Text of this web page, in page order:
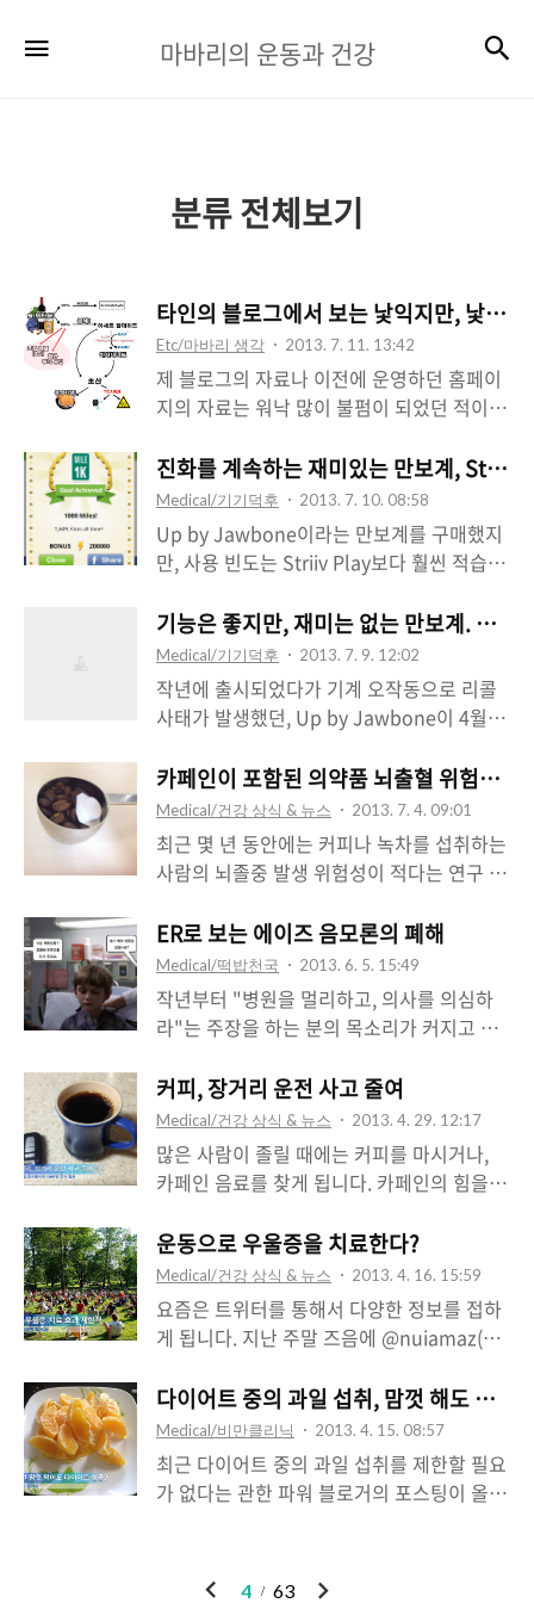
바
운
동
건
강
마바리의 운동과 건강
분류 전체보기
타인의 블로그에서 보는 낯익지만, 낯선
Etc/마바리 생각 2013. 7. 11. 13:42
제 블로그의 자료나 이전에 운영하던 홈페이
지의 자료는 워낙 많이 불펌이 되었던 적이
게 바뀐 자료를 접하는 것은 새로운 경험이네
요...-.-; 요즘 책도 출간하시고, 트위터에서도
활발히 활동하시는 코치D님의 블로그를 방문
해서 올라온 글을 보는 중에 낯익은 듯하면서
도 낯선 자료를 접했습니다. 술(알코올-에탄
올)의 분해 과정을 나타내는 그림입니다. 이
자료와 비슷한 그림이 제 블로그에도 올라와
있습니다.(이전에 운영하던 홈페이지에도 올
렸던 기억이 있습니다.) 이해하기 쉽게 그림
이 추가되었고, 몇몇 문구가 한글로 바뀌었습
고 번역되었는데, 초산은 Acetic acid입니
다...-.-; 중간에 있는 Acetate를 초산염이..
진화를 계속하는 재미있는 만보계, Striiv
Medical/기기덕후 2013. 7. 10. 08:58
Up by Jawbone이라는 만보계를 구매했지
만, 사용 빈도는 Striiv Play보다 훨씬 적습니
용하는데, 주머니에서 물건을 꺼낼 때 떨어지
거나... 버스에서 내릴 때 놓고 저도 모르게 빠
져서 놓고 내릴 뻔했던 것을 주위 분이 알려
주셔서 잊어버리지 않았던 적도 있습니다. 6
개월 동안 Striiv Play 착용하면서 1,600km
넘게 걷고, 10만 kcal가 넘는 열량을 소비했
다고 나옵니다. 어떻게 보면 Up by
Jawbone보다 좀 더 불편한 편이지만, 6개
월 동안 꾸준히 착용하게 되는 이유는 뭘까
요? Striiv Play라는 만보계 기계보다는
에 계속 사용하는 것 같습니다. 7/8까지 6개
월 동..
기능은 좋지만, 재미는 없는 만보계. Up
Medical/기기덕후 2013. 7. 9. 12:02
작년에 출시되었다가 기계 오작동으로 리콜
사태가 발생했던, Up by Jawbone이 4월에
잠시 들썩했는데, 국내 재고가 순식간에 사라
지는 바람에 저도 그냥 넘어가려고 했지만...
활동량을 정확히 측정하고 휴식까지 측정해
서 분석해준다는 광고 문구를 이기지 못하고,
아마존을 통해서 구매하게 되어 5월 중순에
Up by Jawbone을 받았습니다. 사이즈는
large로 구매했는데, 제가 기존에 착용하던
Striiv Play와 크기를 비교하면 아래와 같습
니다. Up by Jawbone을 주로 손목에 착용
하게 되는데, 저는 large size를 구매했어도
Jawbone은 한 번 충전하면 열흘 동안 배터
리가 지속할 정도..
카페인이 포함된 의약품 뇌출혈 위험성 높
Medical/건강 상식 & 뉴스 2013. 7. 4. 09:01
최근 몇 년 동안에는 커피나 녹차를 섭취하는
사람의 뇌졸중 발생 위험성이 적다는 연구 결
의약품을 복용하면 뇌출혈 위험성이 커질 수
있다는 연구 결과가 발표되었습니다. 이 연구
는 국내에서 진행된 연구인데요. 연구진은 뇌
출혈로 입원한 환자와 뇌출혈이 아닌 다른 질
병으로 입원한 환자, 뇌출혈이 없고 입원하지
도 않은 사람을 대상으로 최근 2주간 복용한
의약품을 조사했습니다. 뇌출혈로 입원한 환
자의 5%가 카페인이 포함된 의약품을 복용
한 적이 있다고 대답했고, 뇌출혈이 없는 사
람은 2.3%가 카페인이 포함된 의약품을 복용
자의 카페인 의약품 복용 빈도가 높았습니다.
카페인이 포함된 의약품을 복용하는 것은 뇌
출혈의 위험성을 높일 가..
ER로 보는 에이즈 음모론의 폐해
Medical/떡밥천국 2013. 6. 5. 15:49
작년부터 "병원을 멀리하고, 의사를 의심하
라"는 주장을 하는 분의 목소리가 커지고 있
있는데, 그중에는 에이즈 음모론도 있습니다.
이런 음모론은 그분 고유의 주장은 아니고,
한 때 외국에서 유행했던 음모론으로 미국의
유명의학드라마 ER에도 이에 관한 내용이 나
옵니다. 12 시즌에서 나오는 부분을 좀 인용
하겠습니다. 아이와 함께 응급실을 방문한 엄
마는 아이의 예방접종 여부를 물어보는 질문
에 백신의 안전성과 효과를 믿지 않는다고 대
답합니다. 의사는 예방접종의 효과에 관해서
이야기하지만, 아이의 엄마는 개인의 선택이
소포화도는 94%로 좀 낮은 수준이고, 폐 소
리가 안 좋아서 X-ray로 원인을 알아보고 싶
어하지만, 아이의 엄..
커피, 장거리 운전 사고 줄여
Medical/건강 상식 & 뉴스 2013. 4. 29. 12:17
많은 사람이 졸릴 때에는 커피를 마시거나,
카페인 음료를 찾게 됩니다. 카페인의 힘을
커피를 마셔서 졸음을 이겨내는 것에 대해서
는 많은 반대 의견이 있습니다. 카페인이 각
성을 촉진하기는 하지만, 졸음을 막아주는 것
에는 한계가 있고... 운전을 마친 이후에 잠자
리에 들었을 때 숙면을 방해한다는 이유로 졸
릴 때 커피를 마시고 운전하는 것을 피하라고
권합니다. 운전 중에 졸리면 커피를 마시는
대신에 차를 잠시 멈추고, 잠을 잔 후에 운전
할 것을 권하는데... 현실적으로 불가능한 이
야기입니다...-.-; 그래서 어쩔 수 없이 커피를
낸 장거리 운전자 530명과 최근 1년간 사고
운동으로 우울증을 치료한다?
Medical/건강 상식 & 뉴스 2013. 4. 16. 15:59
요즘은 트위터를 통해서 다양한 정보를 접하
게 됩니다. 지난 주말 즈음에 @nuiamaz(울
다. "우울증 증세가~, 항우울제로 치료한 경
우 재발율 38%, 운동으로 치료한 경우 고작
8%" http://bit.ly/YzZytP ...건강 관련 기사
글을 이렇게 무책임하게 뱉아도 되는 건가.
저런 만연한 오해를 접할 때마다 화나고 안타
마지막 문구가 상당히 인상적입니다. 우울증
다이어트 중의 과일 섭취, 맘껏 해도 괜찮
Medical/비만클리닉 2013. 4. 15. 08:57
최근 다이어트 중의 과일 섭취를 제한할 필요
가 없다는 관한 파워 블로거의 포스팅이 올라
단 과당과 과일에 관한 사소한(?) 편견을 풀고
이
4 63 다